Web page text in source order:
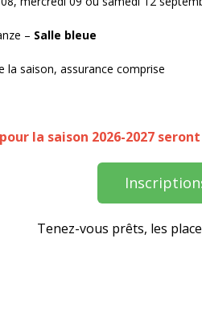
– Salle bleue
saison, assurance comprise
la saison 2026-2027
Tenez-vous prêts, les